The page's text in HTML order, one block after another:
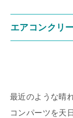
エアコンクリ
最近のような晴
コンパーツを天